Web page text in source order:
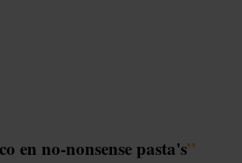
en no-nonsense pasta's”